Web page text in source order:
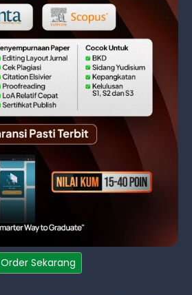
Order Sekarang